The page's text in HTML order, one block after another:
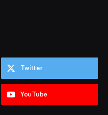
Twitter
YouTube